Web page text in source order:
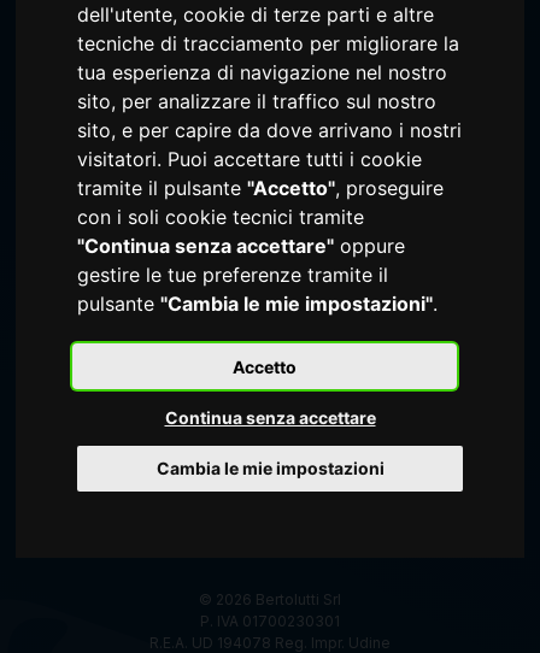
dell'utente, cookie di terze parti e altre
tecniche di tracciamento per migliorare la
tua esperienza di navigazione nel nostro
sito, per analizzare il traffico sul nostro
sito, e per capire da dove arrivano i nostri
visitatori. Puoi accettare tutti i cookie
tramite il pulsante"Accetto", proseguire
con i soli cookie tecnici tramite
"Continua senza accettare" oppure
gestire le tue preferenze tramite il
pulsante"Cambia le mie impostazioni".
Accetto
Continua senza accettare
Cambia le mie impostazioni
Friuli Venezia Giulia - Italia
info@bertolutti.com
+39 0432 728213
+39 0432 718921
© 2026 Bertolutti Srl
P. IVA 01700230301
R.E.A. UD 194078 Reg. Impr. Udine